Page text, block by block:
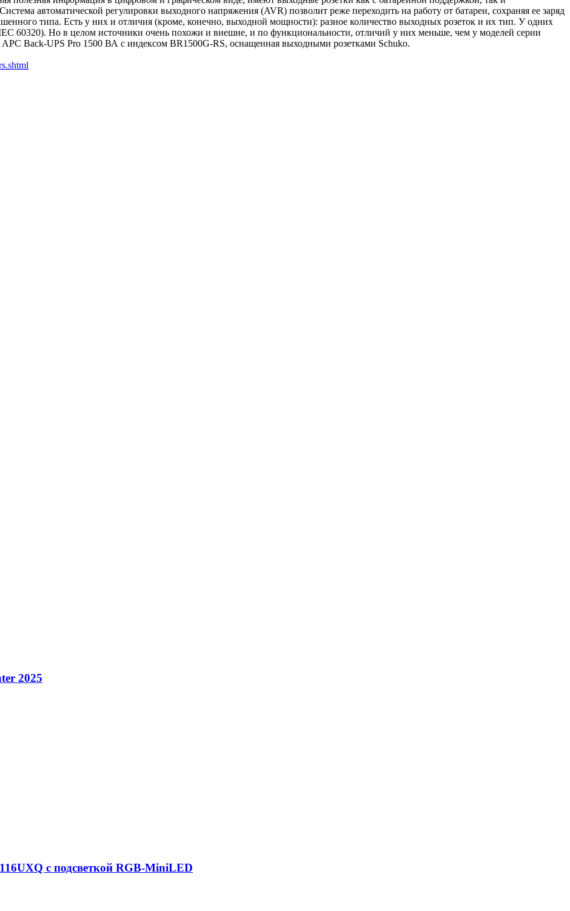
автоматической регулировки выходного напряжения (AVR) позволит реже переходить на работу от батареи, сохраняя ее заряд
типа. Есть у них и отличия (кроме, конечно, выходной мощности): разное количество выходных розеток и их тип. У одних
60320). Но в целом источники очень похожи и внешне, и по функциональности, отличий у них меньше, чем у моделей серии
Back-UPS Pro 1500 ВА с индексом BR1500G-RS, оснащенная выходными розетками Schuko.
2025
с подсветкой RGB-MiniLED